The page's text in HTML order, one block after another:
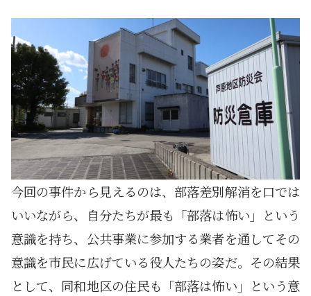
今回の事件から見えるのは、部落差別解消を口では
いいながら、自分たちが最も「部落は怖い」という
意識を持ち、公共事業に参加する業者を通してその
意識を市民に広げている役人たちの姿だ。その結果
として、同和地区の住民も「部落は怖い」という意